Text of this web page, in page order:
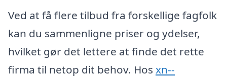
Ved at få flere tilbud fra forskellige fagfolk
kan du sammenligne priser og ydelser,
hvilket gør det lettere at finde det rette
firma til netop dit behov. Hos xn--